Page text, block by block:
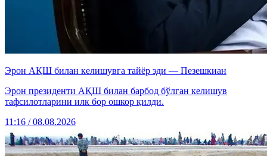
Эрон АҚШ билан келишувга тайёр эди — Пезешкиан
Эрон президенти АҚШ билан барбод бўлган келишув
тафсилотларини илк бор ошкор қилди.
11:16 / 08.08.2026